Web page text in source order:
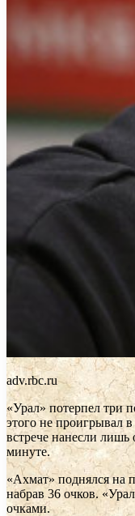
adv.rbc.ru
«Урал» потерпел три
этого не проигрывал
встрече нанесли лишь
минуте.
«Ахмат» поднялся на
набрав 36 очков.
очками.